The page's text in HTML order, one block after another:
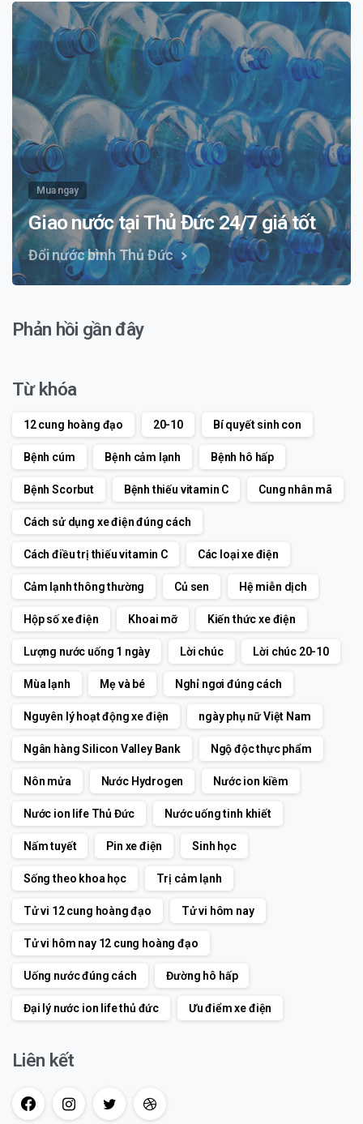
Mua ngay
Giao nước tại Thủ Đức 24/7 giá tốt
Đổi nước bình Thủ Đức
Phản hồi gần đây
Từ khóa
12 cung hoàng đạo 20-10 Bí quyết sinh con
Bệnh cúm Bệnh cảm lạnh Bệnh hô hấp
Bệnh Scorbut Bệnh thiếu vitamin C Cung nhân mã
Cách sử dụng xe điện đúng cách
Cách điều trị thiếu vitamin C Các loại xe điện
Cảm lạnh thông thường Củ sen Hệ miễn dịch
Hộp số xe điện Khoai mỡ Kiến thức xe điện
Lượng nước uống 1 ngày Lời chúc Lời chúc 20-10
Mùa lạnh Mẹ và bé Nghỉ ngơi đúng cách
Nguyên lý hoạt động xe điện ngày phụ nữ Việt Nam
Ngân hàng Silicon Valley Bank Ngộ độc thực phẩm
Nôn mửa Nước Hydrogen Nước ion kiềm
Nước ion life Thủ Đức Nước uống tinh khiết
Nấm tuyết Pin xe điện Sinh học
Sống theo khoa học Trị cảm lạnh
Tử vi 12 cung hoàng đạo Tử vi hôm nay
Tử vi hôm nay 12 cung hoàng đạo
Uống nước đúng cách Đường hô hấp
Đại lý nước ion life thủ đức Ưu điểm xe điện
Liên kết